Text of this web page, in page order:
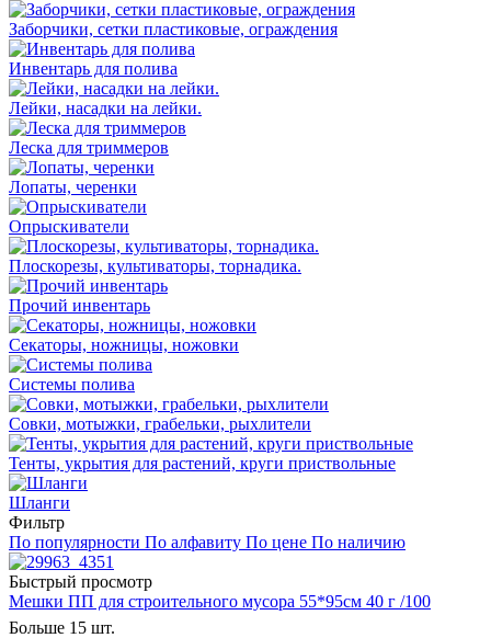
Заборчики, сетки пластиковые, ограждения
Инвентарь для полива
Лейки, насадки на лейки.
Леска для триммеров
Лопаты, черенки
Опрыскиватели
Плоскорезы, культиваторы, торнадика.
Прочий инвентарь
Секаторы, ножницы, ножовки
Системы полива
Совки, мотыжки, грабельки, рыхлители
Тенты, укрытия для растений, круги приствольные
Шланги
Фильтр
По популярности По алфавиту По цене По наличию
Быстрый просмотр
Мешки ПП для строительного мусора 55*95см 40 г /100
Больше 15 шт.